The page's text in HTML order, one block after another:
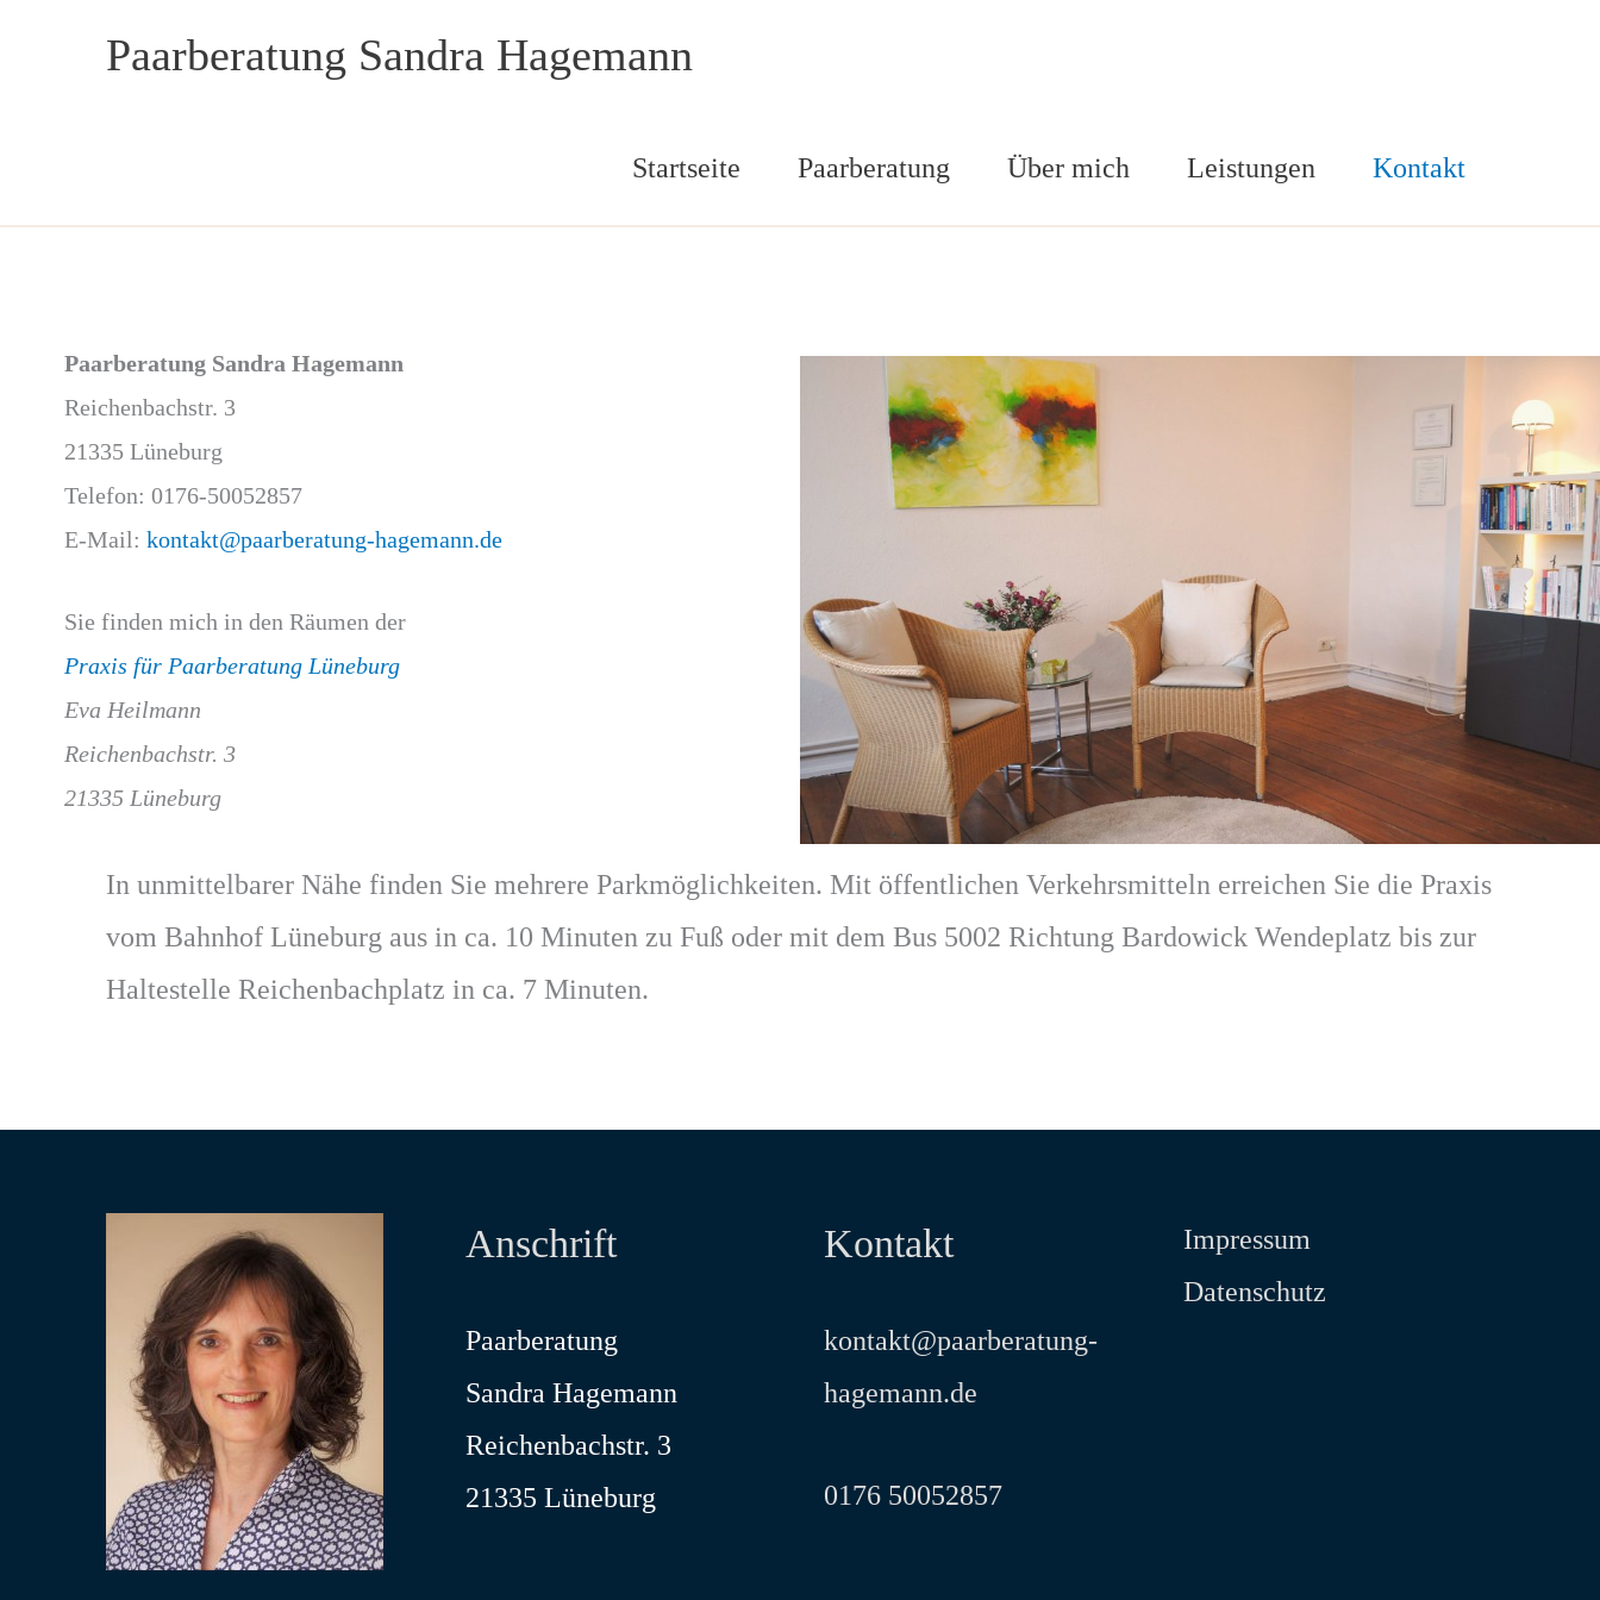
Paarberatung Sandra Hagemann
Startseite Paarberatung Über mich Leistungen Kontakt
Paarberatung Sandra Hagemann
Reichenbachstr. 3
21335 Lüneburg
Telefon: 0176-50052857
E-Mail: kontakt@paarberatung-hagemann.de
Sie finden mich in den Räumen der
Praxis für Paarberatung Lüneburg
Eva Heilmann
Reichenbachstr. 3
21335 Lüneburg
In unmittelbarer Nähe finden Sie mehrere Parkmöglichkeiten. Mit öffentlichen Verkehrsmitteln erreichen Sie die Praxis
vom Bahnhof Lüneburg aus in ca. 10 Minuten zu Fuß oder mit dem Bus 5002 Richtung Bardowick Wendeplatz bis zur
Haltestelle Reichenbachplatz in ca. 7 Minuten.
Anschrift
Paarberatung
Sandra Hagemann
Reichenbachstr. 3
21335 Lüneburg
Kontakt
kontakt@paarberatung-
hagemann.de
0176 50052857
Impressum
Datenschutz